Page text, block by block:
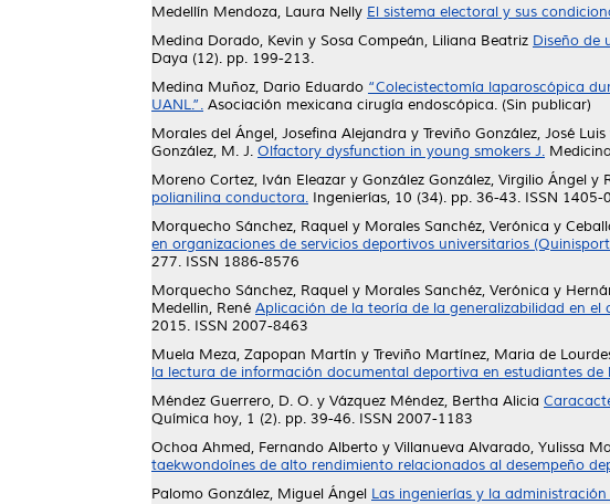
Medellín Mendoza, Laura Nelly El sistema electoral y sus
Medina Dorado, Kevin y Sosa Compeán, Liliana Beatriz Diseño de
Daya (12). pp. 199-213.
Medina Muñoz, Dario Eduardo “Colecistectomía laparoscópica
UANL.”. Asociación mexicana cirugía endoscópica. (Sin publicar)
Morales del Ángel, Josefina Alejandra y Treviño González, José Luis
González, M. J. Olfactory dysfunction in young smokers J.
Moreno Cortez, Iván Eleazar y González González, Virgilio Ángel y
polianilina conductora. Ingenierías, 10 (34). pp. 36-43. ISSN 1405-
Morquecho Sánchez, Raquel y Morales Sanchéz, Verónica y
en organizaciones de servicios deportivos universitarios
277. ISSN 1886-8576
Morquecho Sánchez, Raquel y Morales Sanchéz, Verónica y
Medellin, René Aplicación de la teoría de la generalizabilidad en
2015. ISSN 2007-8463
Muela Meza, Zapopan Martín y Treviño Martínez, Maria de
la lectura de información documental deportiva en estudiantes de
Méndez Guerrero, D. O. y Vázquez Méndez, Bertha Alicia
Química hoy, 1 (2). pp. 39-46. ISSN 2007-1183
Ochoa Ahmed, Fernando Alberto y Villanueva Alvarado, Yulissa
taekwondoínes de alto rendimiento relacionados al desempeño
Palomo González, Miguel Ángel Las ingenierías y la